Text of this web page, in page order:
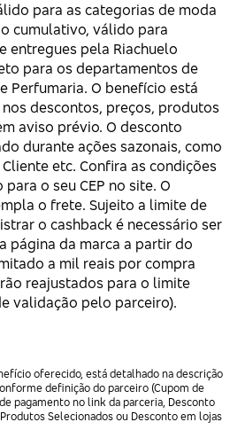
para as categorias de moda
cumulativo, válido para
entregues pela Riachuelo
para os departamentos de
Perfumaria. O benefício está
descontos, preços, produtos
aviso prévio. O desconto
durante ações sazonais, como
etc. Confira as condições
o seu CEP no site. O
o frete. Sujeito a limite de
o cashback é necessário ser
página da marca a partir do
a mil reais por compra
reajustados para o limite
validação pelo parceiro).
oferecido, está detalhado na descrição
definição do parceiro (Cupom de
pagamento no link da parceria, Desconto
Selecionados ou Desconto em lojas